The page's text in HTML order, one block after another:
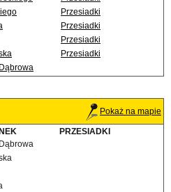
Przesiadki
Przesiadki
Przesiadki
Przesiadki
Pokaż na mapie
PRZESIADKI